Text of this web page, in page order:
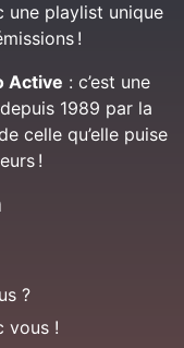
une playlist unique
!
Active : c’est une
1989 par la
celle qu’elle puise
!
?
vous !